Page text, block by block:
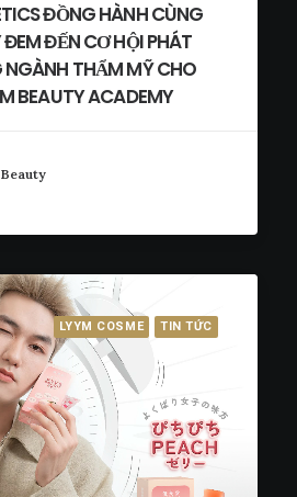
ĐỒNG HÀNH CÙNG
ĐEM ĐẾN CƠ HỘI PHÁT
NGÀNH THẨM MỸ CHO
BEAUTY ACADEMY
LYYM COSME TIN TỨC